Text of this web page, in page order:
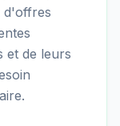
d'offres
et de leurs